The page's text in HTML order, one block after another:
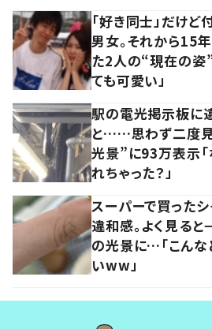
「好き同士」だけ
男女。それから15
た2人の“現在の
ても可愛い」
駅の電光掲示板に
と……思わず二度見
光景”に93万表示「
れちゃった？」
スーパーで買った
違和感。よく見ると
の光景に…「こんな
いww」